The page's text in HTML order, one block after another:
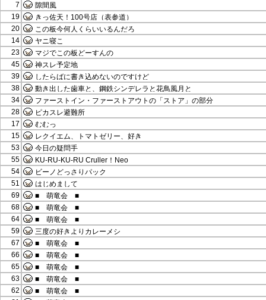
7
隙間風
19
きっ佐天！100号店（表参道）
20
この板今何人くらいいるんだろ
14
ヤニ寝こ
23
マジでこの板どーすんの
45
神スレ予定地
39
したらばに書き込めないのですけど
38
動き出した歯車と、鋼鉄シンデレラと花鳥風月と
34
ファーストイン・ファーストアウトの「ストア」の部分
28
ピカスレ避難所
17
むむっ
15
レクイエム、トマトゼリー、好き
53
今日の疑問手
55
KU-RU-KU-RU Cruller！Neo
54
ビーノどっさりパック
51
はじめまして
69
■ 萌竜会 ■
68
■ 萌竜会 ■
64
■ 萌竜会 ■
59
三度の好きよりカレーメシ
67
■ 萌竜会 ■
66
■ 萌竜会 ■
65
■ 萌竜会 ■
63
■ 萌竜会 ■
62
■ 萌竜会 ■